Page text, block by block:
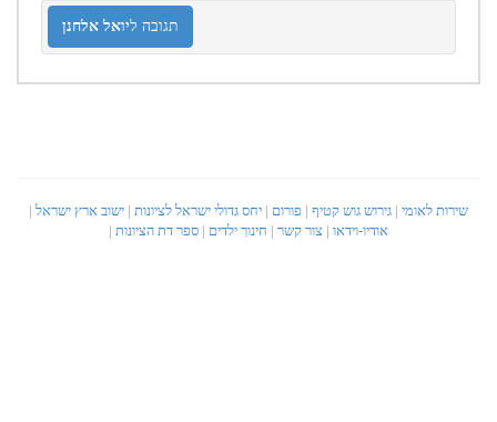
תגובה ליואל אלחנן
שירות לאומי | גירוש גוש קטיף | פורום | יחס גדולי ישראל לציונות | ישוב ארץ ישראל |
אודיו-וידאו | צור קשר | חינוך ילדים | ספר דת הציונות |